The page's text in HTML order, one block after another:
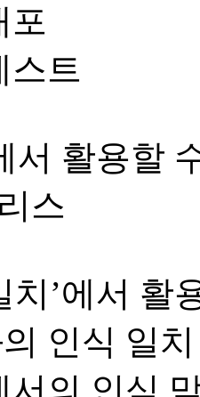
포
스트
서 활용할
스
치’에서 활
인식 일치
서의 인식